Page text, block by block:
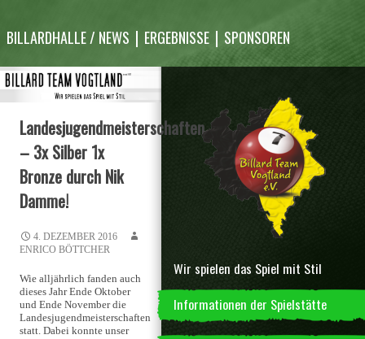
BILLARDHALLE / NEWS ERGEBNISSE SPONSOREN
Wir spielen das Spiel mit Stil
Informationen der Spielstätte
Landesjugendmeisterschaften
– 3x Silber 1x
Bronze durch Nik
Damme!
4. DEZEMBER 2016
ENRICO BÖTTCHER
Wie alljährlich fanden auch
dieses Jahr Ende Oktober
und Ende November die
Landesjugendmeisterschaften
statt. Dabei konnte unser